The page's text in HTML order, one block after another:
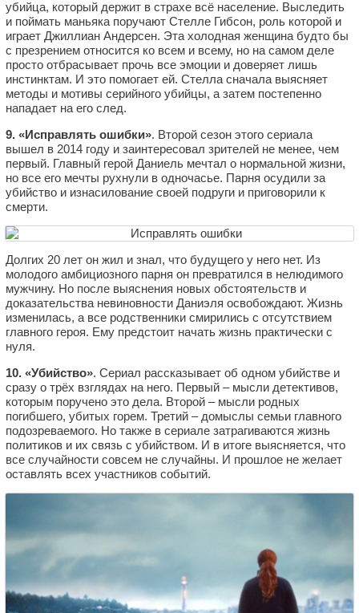
убийца, который держит в страхе всё население. Выследить
и поймать маньяка поручают Стелле Гибсон, роль которой и
играет Джиллиан Андерсен. Эта холодная женщина будто бы
с презрением относится ко всем и всему, но на самом деле
просто отбрасывает прочь все эмоции и доверяет лишь
инстинктам. И это помогает ей. Стелла сначала выясняет
методы и мотивы серийного убийцы, а затем постепенно
нападает на его след.
9. «Исправлять ошибки». Второй сезон этого сериала
вышел в 2014 году и заинтересовал зрителей не менее, чем
первый. Главный герой Даниель мечтал о нормальной жизни,
но все его мечты рухнули в одночасье. Парня осудили за
убийство и изнасилование своей подруги и приговорили к
смерти.
Долгих 20 лет он жил и знал, что будущего у него нет. Из
молодого амбициозного парня он превратился в нелюдимого
мужчину. Но после выяснения новых обстоятельств и
доказательства невиновности Даниэля освобождают. Жизнь
изменилась, а все родственники смирились с отсутствием
главного героя. Ему предстоит начать жизнь практически с
нуля.
10. «Убийство». Сериал рассказывает об одном убийстве и
сразу о трёх взглядах на него. Первый – мысли детективов,
которым поручено это дела. Второй – мысли родных
погибшего, убитых горем. Третий – домыслы семьи главного
подозреваемого. Но также в сериале затрагиваются жизнь
политиков и их связь с убийством. И в итоге выясняется, что
все случайности совсем не случайны. И прошлое не желает
оставлять всех участников событий.